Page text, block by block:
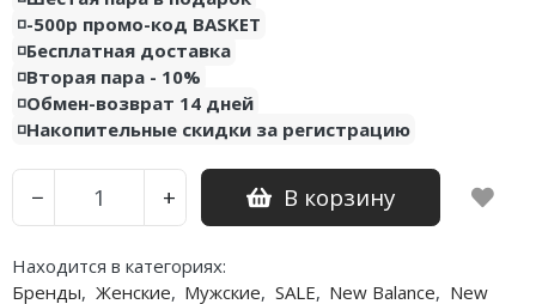
◽️-500р промо-код BASKET
◽️Бесплатная доставка
◽️Вторая пара - 10%
◽️Обмен-возврат 14 дней
◽️Накопительные скидки за регистрацию
− + В корзину
Находится в категориях:
Бренды, Женские, Мужские, SALE, New Balance, New
Air Jordan 14
Air Jordan 15
Air Jordan 23
Nike LeBron
Nike Kyrie
Nike Freak
Nike PG
Nike Kobe